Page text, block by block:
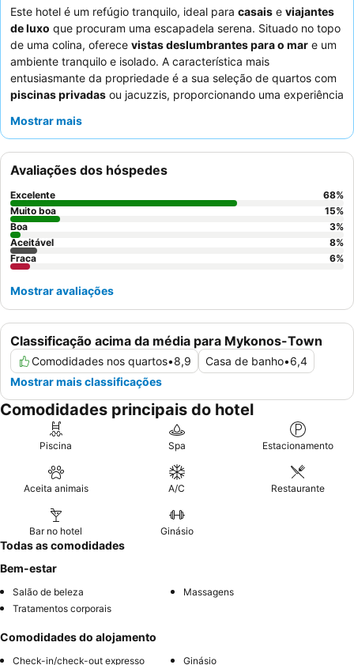
Este hotel é um refúgio tranquilo, ideal para casais e viajantes
de luxo que procuram uma escapadela serena. Situado no topo
de uma colina, oferece vistas deslumbrantes para o mar e um
ambiente tranquilo e isolado. A característica mais
entusiasmante da propriedade é a sua seleção de quartos com
piscinas privadas ou jacuzzis, proporcionando uma experiência
staffexcecional pelo seu serviço atencioso e profissional, que
Para uma estadia melhorada, considere reservar um quarto num
andar superior para apreciar plenamente as vistas
deslumbrantes e garantir um ambiente mais calmo.
Mostrar mais
Classificação acima da média para Mykonos-Town
Comodidades nos quartos•8,9 Casa de banho•6,4
Mostrar mais classificações
Avaliações dos hóspedes
Excelente 68%
Muito boa
15%
Boa
3%
Aceitável
8%
Fraca
6%
Mostrar avaliações
Comodidades principais do hotel
Piscina Spa Estacionamento
Aceita animais A/C Restaurante
Bar no hotel Ginásio
Todas as comodidades
Bem-estar
Salão de beleza
Massagens
Tratamentos corporais
Comodidades do alojamento
Check-in/check-out expresso Ginásio